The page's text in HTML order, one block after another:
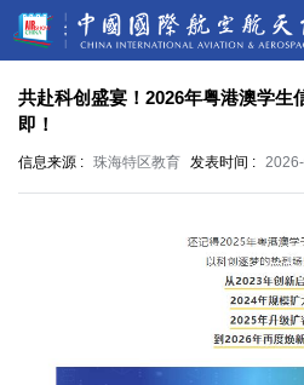
共赴科创盛宴！2026年粤港澳学生
即！
信息来源 : 珠海特区教育 发表时间 :